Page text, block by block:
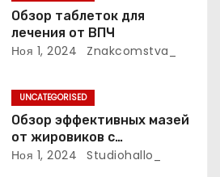
Обзор таблеток для
лечения от ВПЧ
Ноя 1, 2024 Znakcomstva_
UNCATEGORISED
Обзор эффективных мазей
от жировиков с
рассасывающим эффектом
Ноя 1, 2024 Studiohallo_